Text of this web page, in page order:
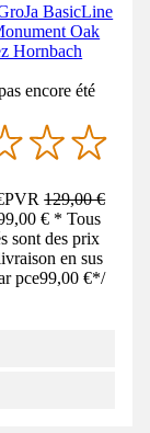
BasicLine
Oak
Hornbach
encore été
PVR129,00 €
€ * Tous
sont des prix
en sus
pce99,00 €*/